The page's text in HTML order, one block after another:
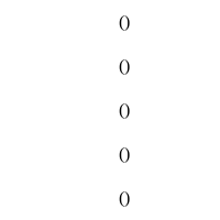
()
()
()
()
()